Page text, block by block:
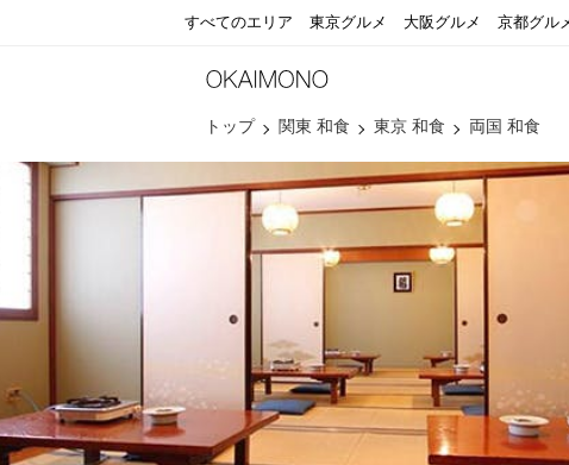
すべてのエリア 東京グルメ 大阪グルメ 京都グル
トップ 関東 和食 東京 和食 両国 和食